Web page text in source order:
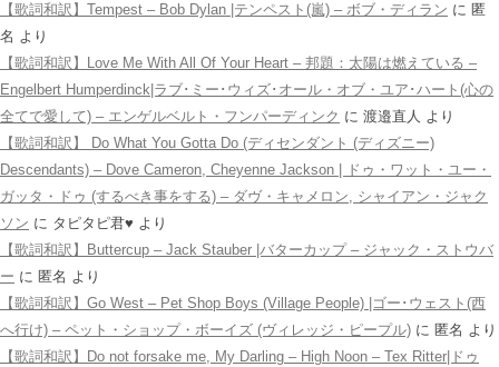
【歌詞和訳】Tempest – Bob Dylan |テンペスト(嵐) – ボブ・ディラン に 匿
名 より
【歌詞和訳】Love Me With All Of Your Heart – 邦題：太陽は燃えている –
Engelbert Humperdinck|ラブ･ミー･ウィズ･オール・オブ・ユア･ハート(心の
全てで愛して) – エンゲルベルト・フンパーディンク に 渡邉直人 より
【歌詞和訳】 Do What You Gotta Do (ディセンダント (ディズニー)
Descendants) – Dove Cameron, Cheyenne Jackson | ドゥ・ワット・ユー・
ガッタ・ドゥ (するべき事をする) – ダヴ・キャメロン, シャイアン・ジャク
ソン に タピタピ君♥️ より
【歌詞和訳】Buttercup – Jack Stauber |バターカップ – ジャック・ストウバ
ー に 匿名 より
【歌詞和訳】Go West – Pet Shop Boys (Village People) |ゴー･ウェスト(西
へ行け) – ペット・ショップ・ボーイズ (ヴィレッジ・ピープル) に 匿名 より
【歌詞和訳】Do not forsake me, My Darling – High Noon – Tex Ritter|ドゥ